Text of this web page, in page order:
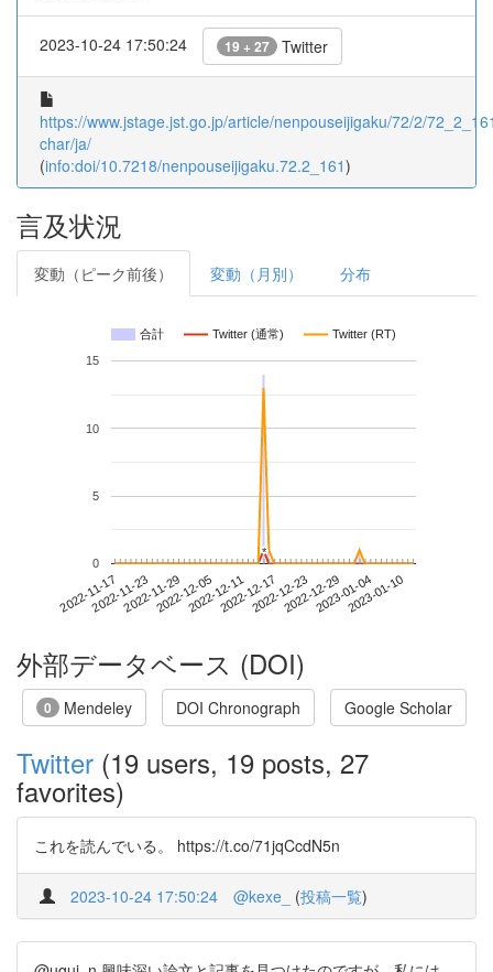
2023-10-24 17:50:24 19 + 27 Twitter
https://www.jstage.jst.go.jp/article/nenpouseijigaku/72/2/
char/ja/
(info:doi/10.7218/nenpouseijigaku.72.2_161)
言及状況
変動（ピーク前後） 変動（月別） 分布
合計 Twitter (通常) Twitter (RT)
2022-11-172022-11-232022-11-292022-12-052022-12-112022-12-172022-12-232022-12-292023-01-042023-01-10
0
5
10
15
*
*
外部データベース (DOI)
0 Mendeley DOI Chronograph Google Scholar
Twitter (19 users, 19 posts, 27
favorites)
これを読んでいる。 https://t.co/71jqCcdN5n
2023-10-24 17:50:24 @kexe_ (投稿一覧)